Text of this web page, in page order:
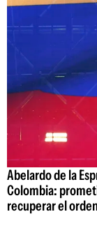
Abelardo de la
Colombia:
recuperar el